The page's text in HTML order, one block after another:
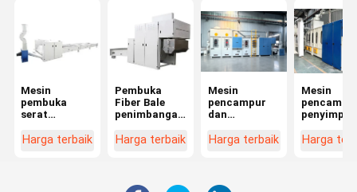
Mesin
pembuka
serat
berkapasitas
Harga terbaik
Pembuka
Fiber Bale
penimbangan
Harga terbaik
Mesin
pencampur
dan
kombinasi
Harga terbaik
Mesin
dengan
Harga